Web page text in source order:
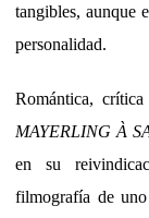
tangibles, aunque
personalidad.
Romántica,
MAYERLING À
en su
filmografía de